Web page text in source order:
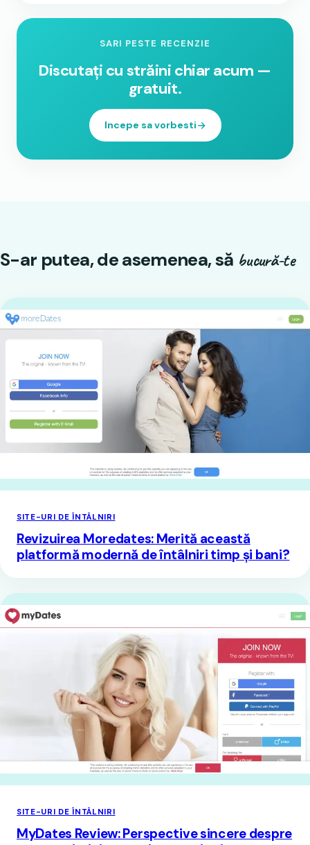
SARI PESTE RECENZIE
Discutați cu străini chiar acum —
gratuit.
Incepe sa vorbesti
S-ar putea, de asemenea, să bucură-te
SITE-URI DE ÎNTÂLNIRI
Revizuirea Moredates: Merită această
platformă modernă de întâlniri timp și bani?
SITE-URI DE ÎNTÂLNIRI
MyDates Review: Perspective sincere despre